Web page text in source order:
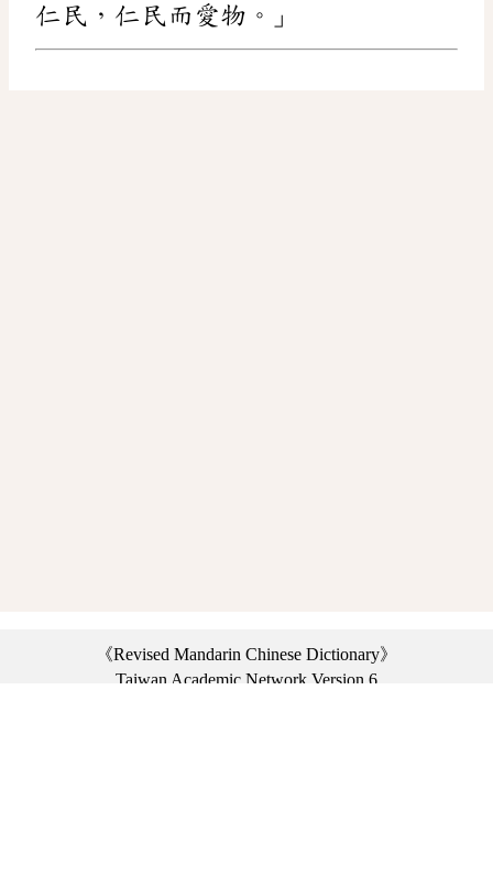
仁民，仁民而愛物。」
《Revised Mandarin Chinese Dictionary》
Taiwan Academic Network Version 6